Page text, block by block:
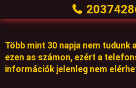
Több mint 30 napja nem tudunk
ezen as számon, ezért a
információk jelenleg nem